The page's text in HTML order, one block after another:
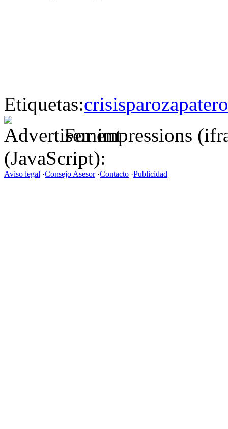
Etiquetas:crisisparozapatero
For impressions
(JavaScript):
Aviso legal ·Consejo Asesor·Contacto ·Publicidad